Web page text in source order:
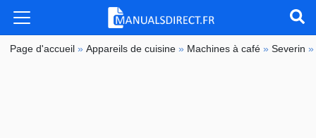
Page d'accueil »Appareils de cuisine » Machines à café »Severin